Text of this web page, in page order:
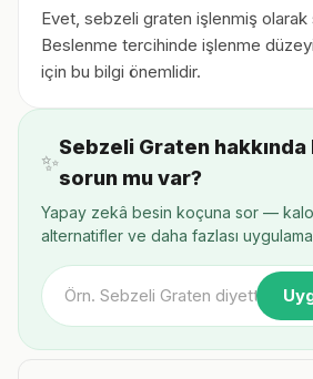
Evet, sebzeli graten işlenmiş olarak
Beslenme tercihinde işlenme
için bu bilgi önemlidir.
✨
Sebzeli Graten
sorun mu var?
Yapay zekâ besin koçuna sor —
alternatifler ve daha fazlası